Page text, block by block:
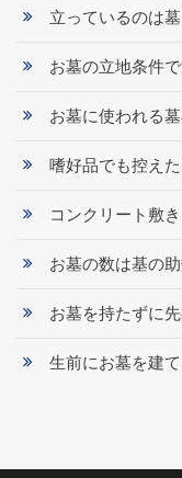
立っているのは
お墓の立地条件
お墓に使われる
嗜好品でも控え
コンクリート敷
お墓の数は基の
お墓を持たずに
生前にお墓を建